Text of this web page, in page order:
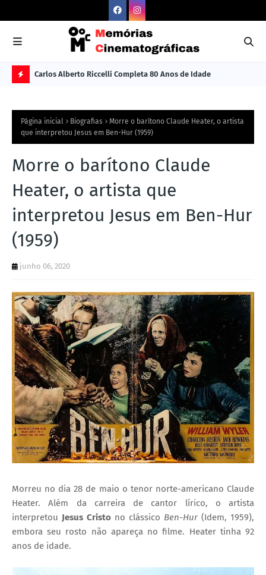
L
M
A
O
TÍ
I
S
Carlos Alberto Riccelli Completa 80 Anos de Idade
Página inicial Biografias
Morre o barítono Claude Heater, o artista
que interpretou Jesus em Ben-Hur (1959)
Morre o barítono Claude
Heater, o artista que
interpretou Jesus em Ben-Hur
(1959)
junho 06, 2020
Morreu no dia 28 de maio o tenor norte-americano Claude
Heater. Além da carreira de cantor lírico, o artista
interpretou Jesus Cristo no clássico Ben-Hur (Idem, 1959),
embora seu rosto não apareça no filme. Heater tinha 92
anos de idade.